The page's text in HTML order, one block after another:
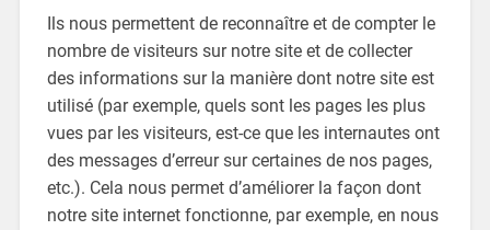
Ils nous permettent de reconnaître et de compter le
nombre de visiteurs sur notre site et de collecter
des informations sur la manière dont notre site est
utilisé (par exemple, quels sont les pages les plus
vues par les visiteurs, est-ce que les internautes ont
des messages d’erreur sur certaines de nos pages,
etc.). Cela nous permet d’améliorer la façon dont
notre site internet fonctionne, par exemple, en nous